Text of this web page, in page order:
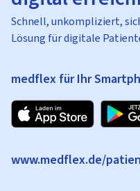
Schnell, unkompliziert,
Lösung für digitale
medflex für Ihr
www.medflex.de/